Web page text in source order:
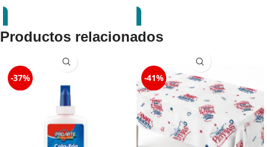
Productos relacionados
-37% -41%